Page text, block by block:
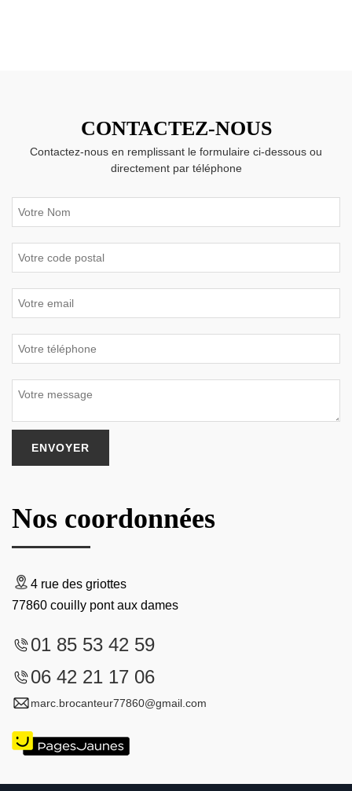
CONTACTEZ-NOUS
Contactez-nous en remplissant le formulaire ci-dessous ou
directement par téléphone
Nos coordonnées
4 rue des griottes
77860 couilly pont aux dames
01 85 53 42 59
06 42 21 17 06
marc.brocanteur77860@gmail.com